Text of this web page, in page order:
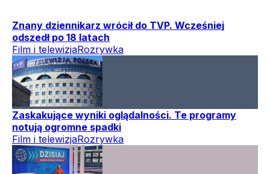
Znany dziennikarz wrócił do TVP. Wcześniej
odszedł po 18 latach
Film i telewizjaRozrywka
Zaskakujące wyniki oglądalności. Te programy
notują ogromne spadki
Film i telewizjaRozrywka